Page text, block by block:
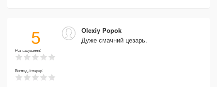
5
Розташування:
Вигляд, інтерєр:
Olexiy Popok
Дуже смачний цезарь.